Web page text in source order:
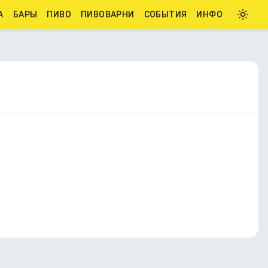
БАРЫ ПИВО ПИВОВАРНИ СОБЫТИЯ ИНФО